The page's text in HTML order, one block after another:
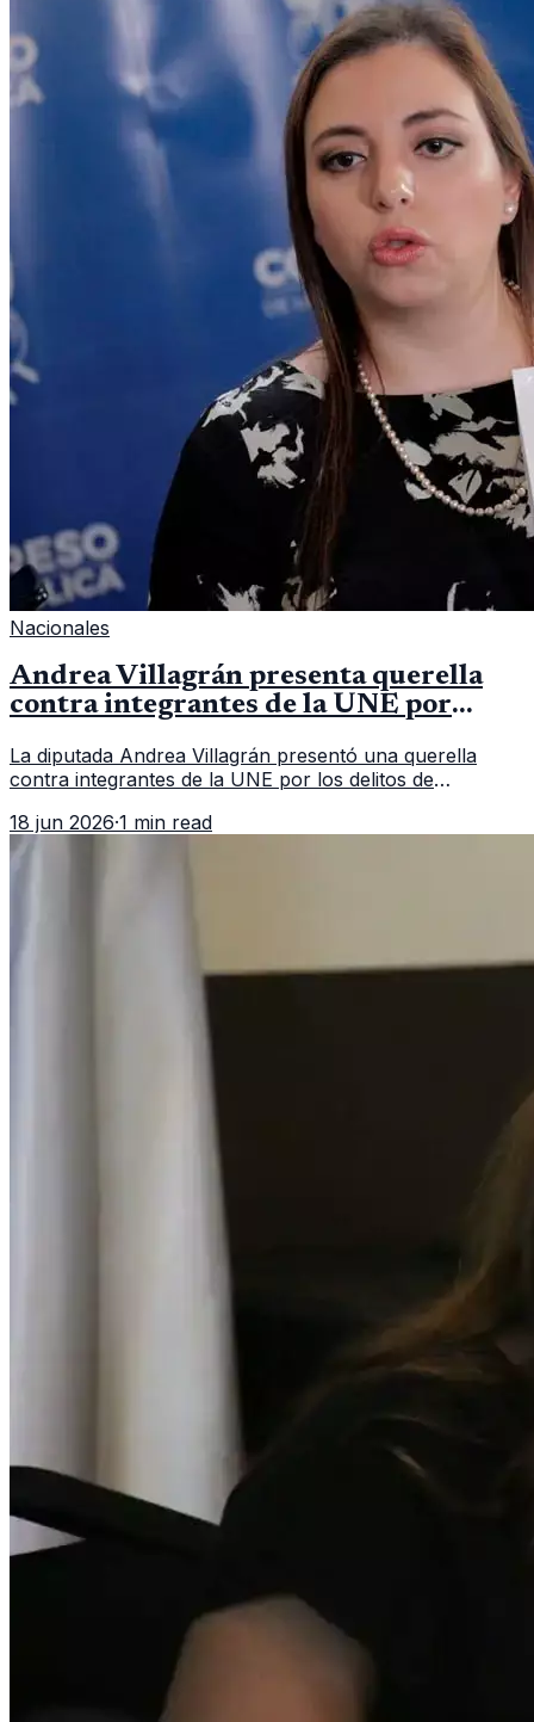
Nacionales
Andrea Villagrán presenta querella
contra integrantes de la UNE por
La diputada Andrea Villagrán presentó una querella
contra integrantes de la UNE por los delitos de
18 jun 2026·1 min read